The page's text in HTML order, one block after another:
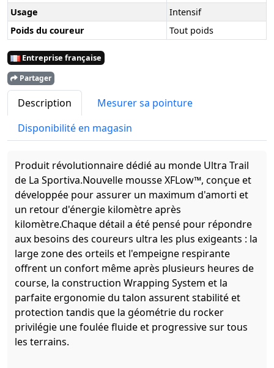
Usage
Intensif
Poids du coureur
Tout poids
Entreprise française
Partager
Description
Mesurer sa pointure
Disponibilité en magasin
Produit révolutionnaire dédié au monde Ultra Trail
de La Sportiva.Nouvelle mousse XFLow™, conçue et
développée pour assurer un maximum d'amorti et
un retour d'énergie kilomètre après
kilomètre.Chaque détail a été pensé pour répondre
aux besoins des coureurs ultra les plus exigeants : la
large zone des orteils et l'empeigne respirante
offrent un confort même après plusieurs heures de
course, la construction Wrapping System et la
parfaite ergonomie du talon assurent stabilité et
protection tandis que la géométrie du rocker
privilégie une foulée fluide et progressive sur tous
les terrains.